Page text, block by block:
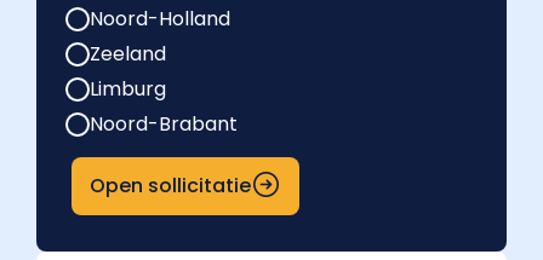
Noord-Holland
Zeeland
Limburg
Noord-Brabant
Open sollicitatie